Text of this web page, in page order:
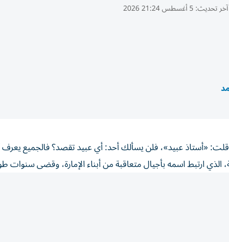
آخر تحديث:5 أغسطس 21:24 2026
«أستاذ عبيد»، فلن يسألك أحد: أي عبيد تقصد؟ فالجميع يعرف
الذي ارتبط اسمه بأجيال متعاقبة من أبناء الإمارة، وقضى سنوات